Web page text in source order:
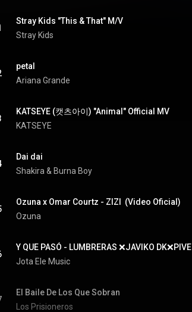
Stray Kids "This & That" M/V
Stray Kids
petal
Ariana Grande
KATSEYE (캣츠아이) "Animal" Official MV
KATSEYE
Dai dai
Shakira & Burna Boy
Ozuna x Omar Courtz - ZIZI  (Video Oficial)
Ozuna
Y QUE PASÓ - LUMBRERAS ❌JAVIKO DK❌PIVE
Jota Ele Music
El Baile De Los Que Sobran
Los Prisioneros